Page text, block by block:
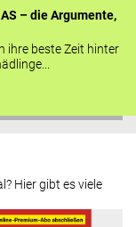
– die Argumente,
ihre beste Zeit hinter
Hier gibt es viele